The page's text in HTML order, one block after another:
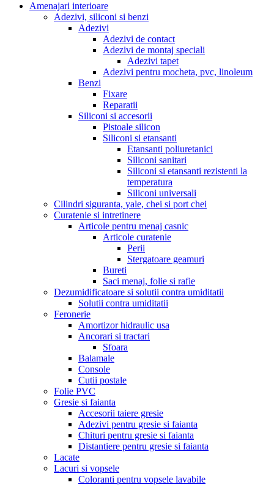
Amenajari interioare
Adezivi, siliconi si benzi
Adezivi
Adezivi de contact
Adezivi de montaj speciali
Adezivi tapet
Adezivi pentru mocheta, pvc, linoleum
Benzi
Fixare
Reparatii
Siliconi si accesorii
Pistoale silicon
Siliconi si etansanti
Etansanti poliuretanici
Siliconi sanitari
Siliconi si etansanti rezistenti la
temperatura
Siliconi universali
Cilindri siguranta, yale, chei si port chei
Curatenie si intretinere
Articole pentru menaj casnic
Articole curatenie
Perii
Stergatoare geamuri
Bureti
Saci menaj, folie si rafie
Dezumidificatoare si solutii contra umiditatii
Solutii contra umiditatii
Feronerie
Amortizor hidraulic usa
Ancorari si tractari
Sfoara
Balamale
Console
Cutii postale
Folie PVC
Gresie si faianta
Accesorii taiere gresie
Adezivi pentru gresie si faianta
Chituri pentru gresie si faianta
Distantiere pentru gresie si faianta
Lacate
Lacuri si vopsele
Coloranti pentru vopsele lavabile